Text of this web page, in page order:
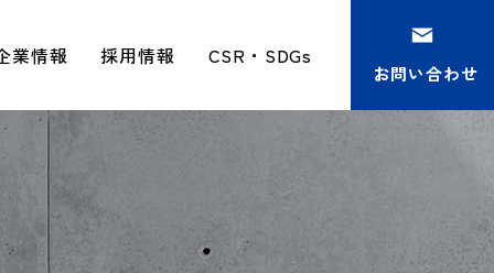
業情報 採用情報 CSR・SDGs
お問い合わせ